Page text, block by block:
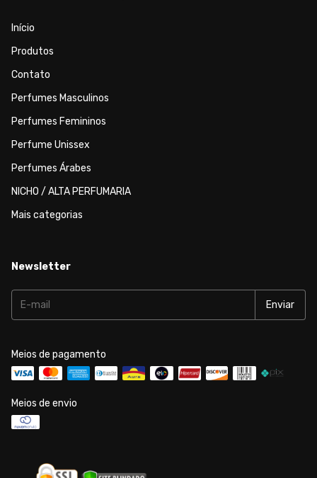
Início
Produtos
Contato
Perfumes Masculinos
Perfumes Femininos
Perfume Unissex
Perfumes Árabes
NICHO / ALTA PERFUMARIA
Mais categorias
Newsletter
Meios de pagamento
Meios de envio